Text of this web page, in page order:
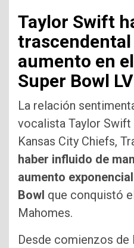
Taylor Swift
trascendental
aumento en
Super Bowl
La relación
vocalista Taylor
Kansas City Chiefs,
haber influido de
aumento
Bowl que conquistó
Mahomes.
Desde comienzos de